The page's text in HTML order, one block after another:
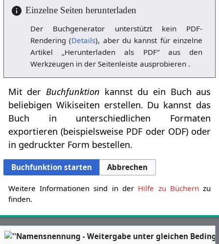
Einzelne Seiten herunterladen
Der Buchgenerator unterstützt kein PDF-
Rendering (Details), aber du kannst für einzelne
Artikel „Herunterladen als PDF“ aus den
Werkzeugen in der Seitenleiste ausprobieren .
Mit derBuchfunktion kannst du ein Buch aus
beliebigen Wikiseiten erstellen. Du kannst das
Buch in unterschiedlichen Formaten
exportieren (beispielsweise PDF oder ODF) oder
in gedruckter Form bestellen.
Buchfunktion starten Abbrechen
Weitere Informationen sind in der Hilfe zu Büchernzu
finden.